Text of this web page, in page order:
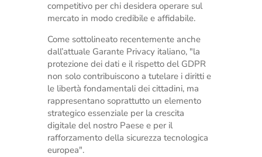
competitivo per chi desidera operare sul
mercato in modo credibile e affidabile.
Come sottolineato recentemente anche
dall’attuale Garante Privacy italiano, "la
protezione dei dati e il rispetto del GDPR
non solo contribuiscono a tutelare i diritti e
le libertà fondamentali dei cittadini, ma
rappresentano soprattutto un elemento
strategico essenziale per la crescita
digitale del nostro Paese e per il
rafforzamento della sicurezza tecnologica
europea".